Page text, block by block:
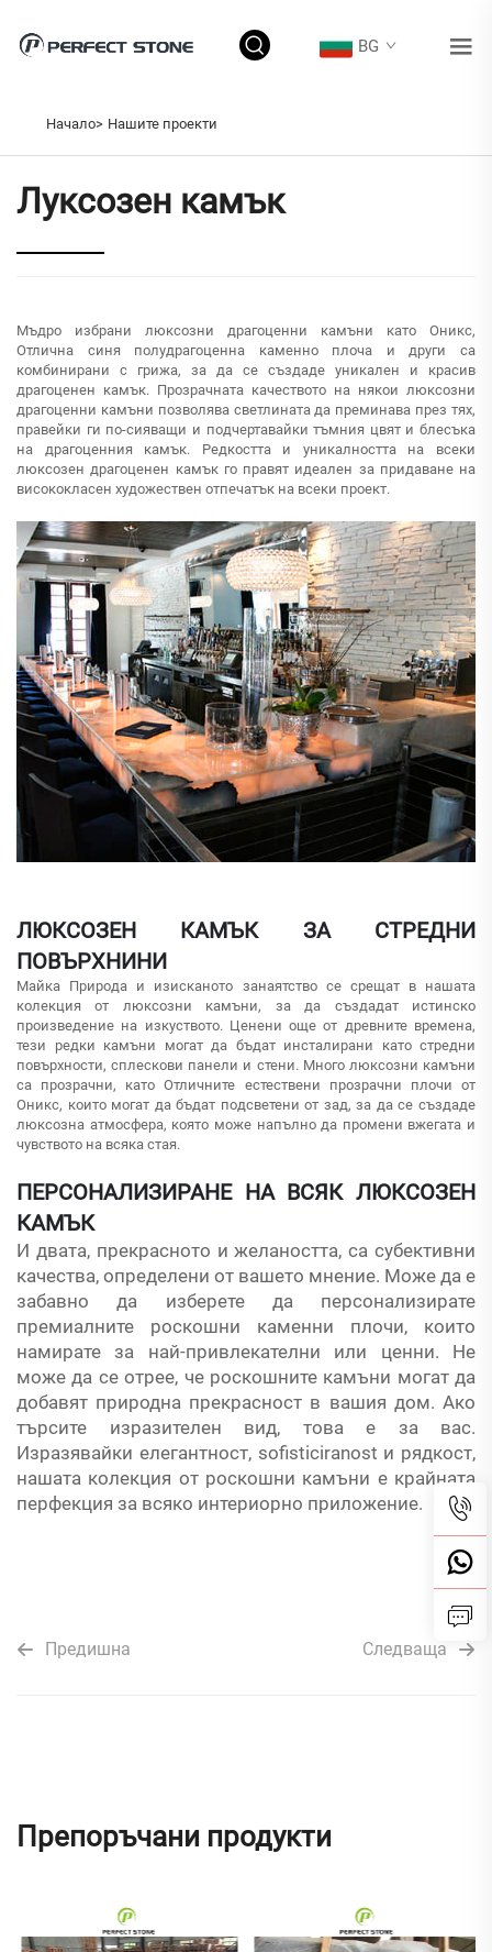
BG
Начало> Нашите проекти
Луксозен камък
Мъдро избрани люксозни драгоценни камъни като Оникс,
Отлична синя полудрагоценна каменно плоча и други са
комбинирани с грижа, за да се създаде уникален и красив
драгоценен камък. Прозрачната качеството на някои люксозни
драгоценни камъни позволява светлината да преминава през тях,
правейки ги по-сияващи и подчертавайки тъмния цвят и блесъка
на драгоценния камък. Редкостта и уникалността на всеки
люксозен драгоценен камък го правят идеален за придаване на
висококласен художествен отпечатък на всеки проект.
ЛЮКСОЗЕН КАМЪК ЗА СТРЕДНИ
ПОВЪРХНИНИ
Майка Природа и изисканото занаятство се срещат в нашата
колекция от люксозни камъни, за да създадат истинско
произведение на изкуството. Ценени още от древните времена,
тези редки камъни могат да бъдат инсталирани като стредни
повърхности, сплескови панели и стени. Много люксозни камъни
са прозрачни, като Отличните естествени прозрачни плочи от
Оникс, които могат да бъдат подсветени от зад, за да се създаде
люксозна атмосфера, която може напълно да промени вжегата и
чувството на всяка стая.
ПЕРСОНАЛИЗИРАНЕ НА ВСЯК ЛЮКСОЗЕН
КАМЪК
И двата, прекрасното и желаността, са субективни
качества, определени от вашето мнение. Може да е
забавно да изберете да персонализирате
премиалните роскошни каменни плочи, които
намирате за най-привлекателни или ценни. Не
може да се отрее, че роскошните камъни могат да
добавят природна прекрасност в вашия дом. Ако
търсите изразителен вид, това е за вас.
Изразявайки елегантност, sofisticiranost и рядкост,
нашата колекция от роскошни камъни е крайната
перфекция за всяко интериорно приложение.
Предишна Следваща
Препоръчани продукти